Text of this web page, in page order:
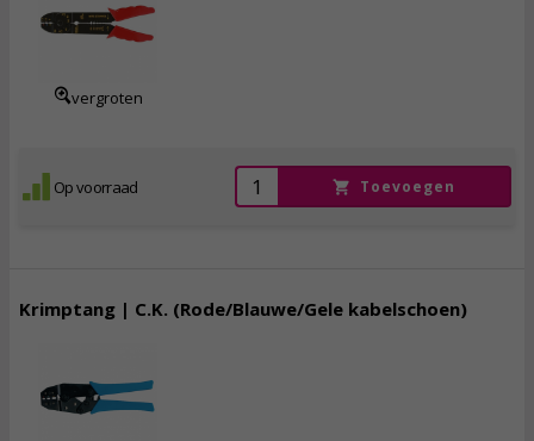
vergroten
Op voorraad Toevoegen
Krimptang | C.K. (Rode/Blauwe/Gele kabelschoen)